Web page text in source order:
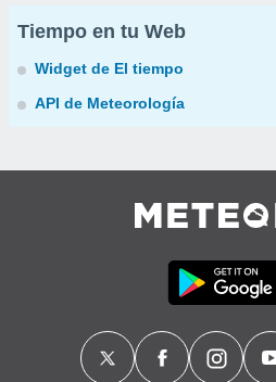
Tiempo en tu Web
Widget de El tiempo
API de Meteorología